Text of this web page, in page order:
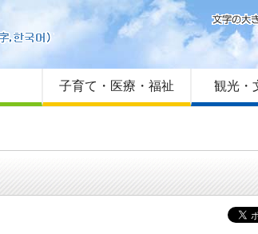
はじめての方へ
Foreign language
サイトマップ
子育て・医療・福祉 観光・